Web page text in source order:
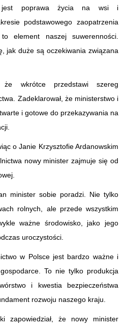
jest poprawa życia na wsi i
podstawowego zaopatrzenia
element naszej suwerenności.
jak duże są oczekiwania związana
że wkrótce przedstawi szereg
Zadeklarował, że ministerstwo i
i gotowe do przekazywania na
o Janie Krzysztofie Ardanowskim
nowy minister zajmuje się od
minister sobie poradzi. Nie tylko
rolnych, ale przede wszystkim
ważne środowisko, jako jego
uroczystości.
w Polsce jest bardzo ważne i
To nie tylko produkcja
i kwestia bezpieczeństwa
rozwoju naszego kraju.
zapowiedział, że nowy minister